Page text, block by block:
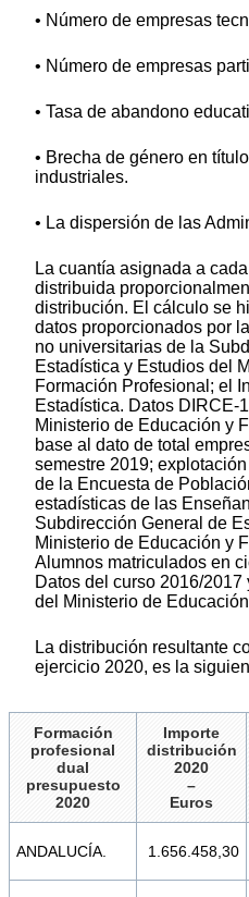
• Número de empresas
• Número de empresas
• Tasa de abandono
• Brecha de género en
industriales.
• La dispersión de las
La cuantía asignada a
distribuida
distribución. El cálculo se
datos proporcionados por
no universitarias de la
Estadística y Estudios del
Formación Profesional; el
Estadística. Datos DIRCE-
Ministerio de Educación y
base al dato de total
semestre 2019;
de la Encuesta de
estadísticas de las
Subdirección General de
Ministerio de Educación y
Alumnos matriculados en
Datos del curso 2016/
del Ministerio de
La distribución resultante
ejercicio 2020, es la
Formación
profesional
dual
presupuesto
2020
Importe
distribución
2020
–
Euros
ANDALUCÍA. 1.656.458,30